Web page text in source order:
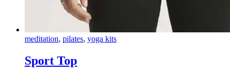
meditation, pilates, yoga kits
Sport Top